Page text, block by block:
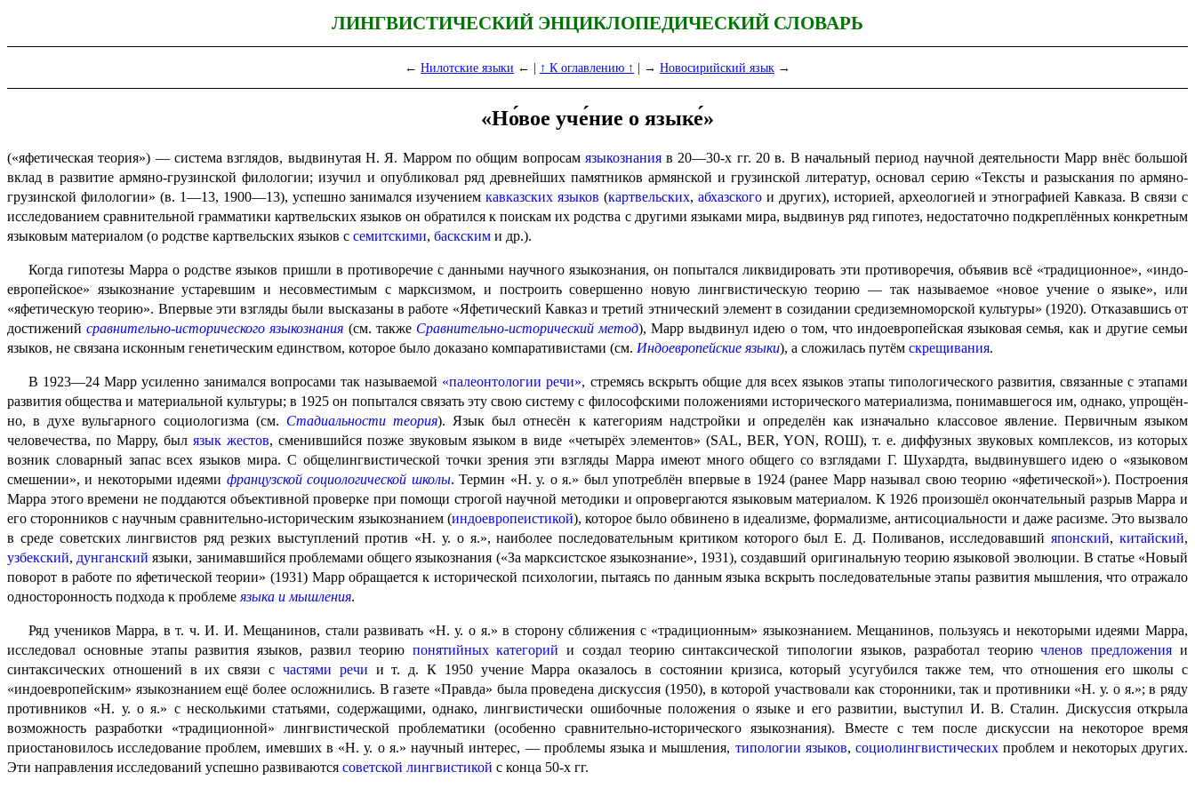
ЛИНГВИСТИЧЕСКИЙ ЭНЦИКЛОПЕДИЧЕСКИЙ СЛОВАРЬ
← Нилотские языки ← | ↑ К оглавлению ↑ | → Новосирийский язык →
«Но́вое уче́ние о языке́»
(«яфетическая теория») — система взглядов, выдвинутая Н. Я. Марром по общим вопросам языкознанияв 20—30‑х гг. 20 в. В начальный период научной деятельности Марр внёс большой
вклад в развитие армяно-грузинской филологии; изучил и опубликовал ряд древнейших памятников армянской и грузинской литератур, основал серию «Тексты и разыскания по армяно-
грузинской филологии» (в. 1—13, 1900—13), успешно занимался изучениемкавказских языков (картвельских, абхазскогои других), историей, археологией и этнографией Кавказа. В связи с
исследованием сравнительной грамматики картвельских языков он обратился к поискам их родства с другими языками мира, выдвинув ряд гипотез, недостаточно подкреплённых конкрет­ным
языковым материалом (о родстве картвельских языков с семитскими, баскским и др.).
Когда гипотезы Марра о родстве языков пришли в противоречие с данными научного языко­зна­ния, он попытался ликвидировать эти противоречия, объявив всё «традиционное», «индо­
евро­пей­ское» языко­зна­ние устаревшим и несовместимым с марксизмом, и построить совершенно новую лингви­сти­че­скую теорию — так называемое «новое учение о языке», или
«яфетическую теорию». Впервые эти взгляды были высказаны в работе «Яфетический Кавказ и третий этнический элемент в созидании средиземноморской культуры» (1920). Отказавшись от
достиженийсравнительно-исторического языкознания (см. также Сравнительно-исторический метод), Марр выдвинул идею о том, что индо­евро­пей­ская языковая семья, как и другие семьи
языков, не связана исконным генети­че­ским единством, которое было доказано компаративистами (см. Индоевропейские языки), а сложилась путём скрещивания.
В 1923—24 Марр усиленно занимался вопросами так называемой «палеонтологии речи», стремясь вскрыть общие для всех языков этапы типологического развития, связанные с этапами
развития общества и материальной культуры; в 1925 он попытался связать эту свою систему с философскими положениями исторического материализма, понимавшегося им, однако, упрощён­
но, в духе вульгарного социологизма (см. Стадиальности теория). Язык был отнесён к категориям надстройки и определён как изначально классовое явление. Первичным языком
человечества, по Марру, былязык жестов, сменившийся позже звуковым языком в виде «четырёх элементов» (SAL, BER, YON, ROШ), т. е. диффузных звуковых комплексов, из которых
возник словарный запас всех языков мира. С обще­лингви­сти­че­ской точки зрения эти взгляды Марра имеют много общего со взглядами Г. Шухардта, выдвинув­ше­го идею о «языковом
смешении», и некоторыми идеями французской социологической школы. Термин «Н. у. о я.» был употреблён впервые в 1924 (ранее Марр называл свою теорию «яфетической»). Построения
Марра этого времени не поддаются объективной проверке при помощи строгой научной методики и опровергаются языковым материалом. К 1926 произо­шёл окончательный разрыв Марра и
его сторонников с научным сравнительно-историческим языкознанием (индоевропеистикой), которое было обвинено в идеализме, формализме, антисоциальности и даже расизме. Это вызвало
в среде советских лингвистов ряд резких выступлений против «Н. у. о я.», наиболее последовательным критиком которого был Е. Д. Поливанов, иссле­до­вав­шийяпонский,китайский,
узбекский, дунган­ский языки, занимав­ший­ся проблемами общего языкознания («За марксистское языко­зна­ние», 1931), создавший оригинальную теорию языковой эволюции. В статье «Новый
поворот в работе по яфетиче­ской теории» (1931) Марр обращается к исторической психологии, пытаясь по данным языка вскрыть последовательные этапы развития мышления, что отражало
одно­сто­рон­ность подхода к проблеме языка и мышления.
Ряд учеников Марра, в т. ч. И. И. Мещанинов, стали развивать «Н. у. о я.» в сторону сближения с «традиционным» языкознанием. Мещанинов, пользуясь и некоторыми идеями Марра,
иссле­до­вал основные этапы развития языков, развил теорию понятийных категорий и создал теорию синтакси­че­ской типологии языков, разработал теориючленов предложения и
синтаксических отношений в их связи с частями речи и т. д. К 1950 учение Марра оказалось в состоянии кризиса, который усугубился также тем, что отношения его школы с
«индоевропейским» языкознанием ещё более осложнились. В газете «Правда» была проведена дискуссия (1950), в которой участвовали как сторонники, так и противники «Н. у. о я.»; в ряду
противников «Н. у. о я.» с несколькими статьями, содержащими, однако, лингвистически ошибочные положения о языке и его развитии, выступил И. В. Сталин. Дискуссия открыла
возможность разработки «традици­он­ной» лингвистической проблематики (особен­но сравнительно-исторического языкознания). Вместе с тем после дискуссии на некоторое время
приостановилось исследование проблем, имевших в «Н. у. о я.» научный интерес, — проблемы языка и мышления, типологии языков,социо­лингви­сти­че­ских проблем и некоторых других.
Эти направления иссле­до­ва­ний успешно развиваются советской лингвистикой с конца 50‑х гг.